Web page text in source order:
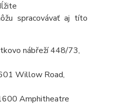
spracovávať aj títo
nábřeží 448/73,
Willow Road,
Amphitheatre